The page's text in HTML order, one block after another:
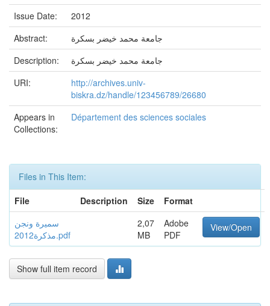
Issue Date:
2012
Abstract:
جامعة محمد خيضر بسكرة
Description:
جامعة محمد خيضر بسكرة
URI:
http://archives.univ-
biskra.dz/handle/123456789/26680
Appears in
Collections:
Département des sciences sociales
Files in This Item:
File
Description Size
Format
سميرة ونجن
مذكرة2012.pdf
2,07
MB
Adobe
PDF
View/Open
Show full item record